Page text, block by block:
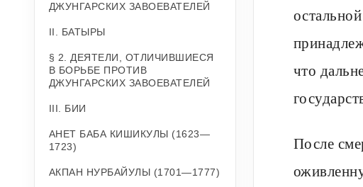
ДЖУНГАРСКИХ ЗАВОЕВАТЕЛЕЙ
II. БАТЫРЫ
§ 2. ДЕЯТЕЛИ, ОТЛИЧИВШИЕСЯ
В БОРЬБЕ ПРОТИВ
ДЖУНГАРСКИХ ЗАВОЕВАТЕЛЕЙ
III. БИИ
АНЕТ БАБА КИШИКУЛЫ (1623—
1723)
АКПАН НУРБАЙУЛЫ (1701—1777)
что
После